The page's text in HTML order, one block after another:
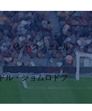
バシャクシェヒル
ル・ショムロドフ